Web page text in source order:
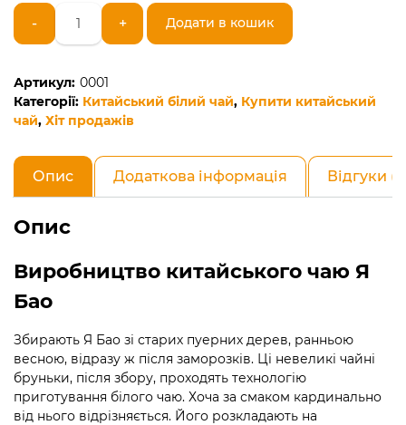
-
Китайський
чай
Я
або
білі
пуерні
кількість
+ Додати в кошик
Артикул: 0001
Категорії: Китайський білий чай, Купити китайський
чай, Хіт продажів
Опис Додаткова інформація Відгуки
Опис
Виробництво китайського чаю Я
Бао
Збирають Я Бао зі старих пуерних дерев, ранньою
весною, відразу ж після заморозків. Ці невеликі чайні
бруньки, після збору, проходять технологію
приготування білого чаю. Хоча за смаком кардинально
від нього відрізняється. Його розкладають на